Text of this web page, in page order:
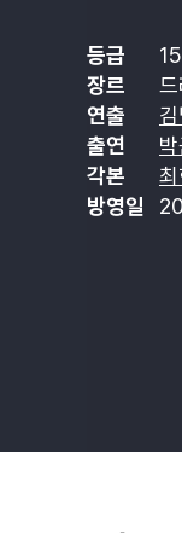
등급
장르
연출
출연
각본
최
방영일